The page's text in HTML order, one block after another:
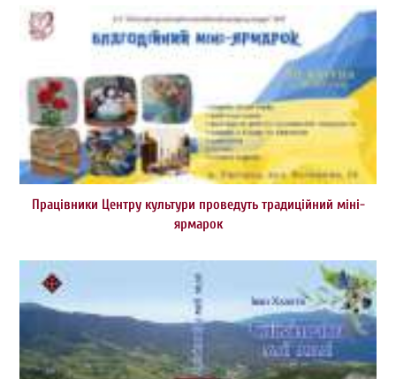
Працівники Центру культури проведуть традиційний міні-
ярмарок